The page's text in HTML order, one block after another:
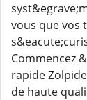
vous que vos
Commencez
rapide
de haute